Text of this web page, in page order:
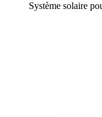
Système solaire